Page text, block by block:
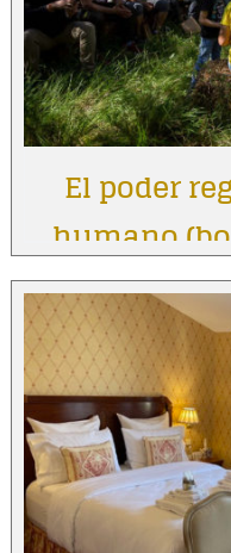
El poder
humano